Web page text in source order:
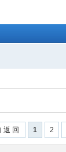
1 2
返 回